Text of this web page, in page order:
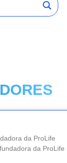
da ProLife
da ProLife